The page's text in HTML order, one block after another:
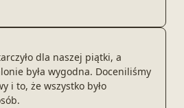
dla naszej piątki, a
była wygodna. Doceniliśmy
i to, że wszystko było